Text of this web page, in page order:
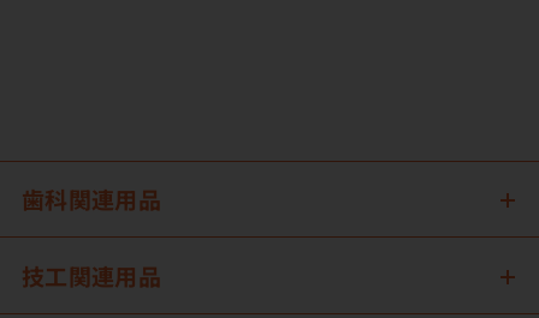
歯科関連用品
技工関連用品